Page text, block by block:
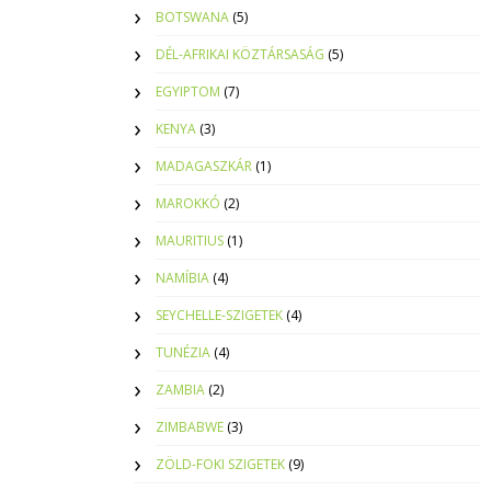
BOTSWANA (5)
DÉL-AFRIKAI KÖZTÁRSASÁG (5)
EGYIPTOM (7)
KENYA (3)
MADAGASZKÁR (1)
MAROKKÓ (2)
MAURITIUS (1)
NAMÍBIA (4)
SEYCHELLE-SZIGETEK (4)
TUNÉZIA (4)
ZAMBIA (2)
ZIMBABWE (3)
ZÖLD-FOKI SZIGETEK (9)